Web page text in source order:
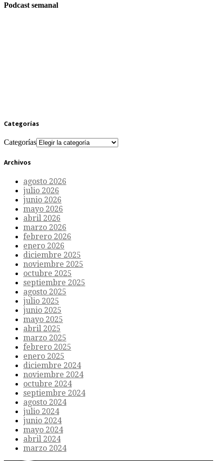
Podcast semanal
Categorías
Categorías
Archivos
agosto 2026
julio 2026
junio 2026
mayo 2026
abril 2026
marzo 2026
febrero 2026
enero 2026
diciembre 2025
noviembre 2025
octubre 2025
septiembre 2025
agosto 2025
julio 2025
junio 2025
mayo 2025
abril 2025
marzo 2025
febrero 2025
enero 2025
diciembre 2024
noviembre 2024
octubre 2024
septiembre 2024
agosto 2024
julio 2024
junio 2024
mayo 2024
abril 2024
marzo 2024